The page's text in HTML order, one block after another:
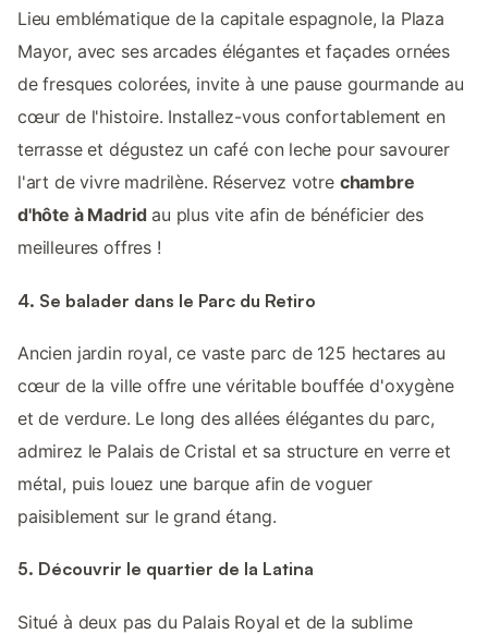
Lieu emblématique de la capitale espagnole, la Plaza
Mayor, avec ses arcades élégantes et façades ornées
de fresques colorées, invite à une pause gourmande au
cœur de l'histoire. Installez-vous confortablement en
terrasse et dégustez un café con leche pour savourer
l'art de vivre madrilène. Réservez votre chambre
d'hôte à Madridau plus vite afin de bénéficier des
meilleures offres !
4. Se balader dans le Parc du Retiro
Ancien jardin royal, ce vaste parc de 125 hectares au
cœur de la ville offre une véritable bouffée d'oxygène
et de verdure. Le long des allées élégantes du parc,
admirez le Palais de Cristal et sa structure en verre et
métal, puis louez une barque afin de voguer
paisiblement sur le grand étang.
5. Découvrir le quartier de la Latina
Situé à deux pas du Palais Royal et de la sublime